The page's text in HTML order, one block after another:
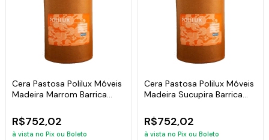
Cera Pastosa Polilux Móveis
Madeira Marrom Barrica
R$752,02
à vista no Pix ou Boleto
Cera Pastosa Polilux Móveis
Madeira Sucupira Barrica
R$752,02
à vista no Pix ou Boleto